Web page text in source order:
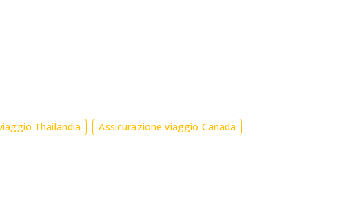
Thailandia
Assicurazione viaggio Canada